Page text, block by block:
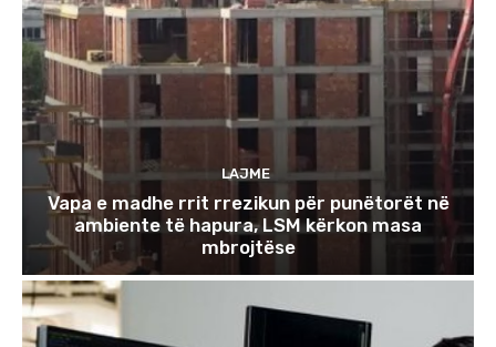
LAJME
Vapa e madhe rrit rrezikun për punëtorët në
ambiente të hapura, LSM kërkon masa
mbrojtëse